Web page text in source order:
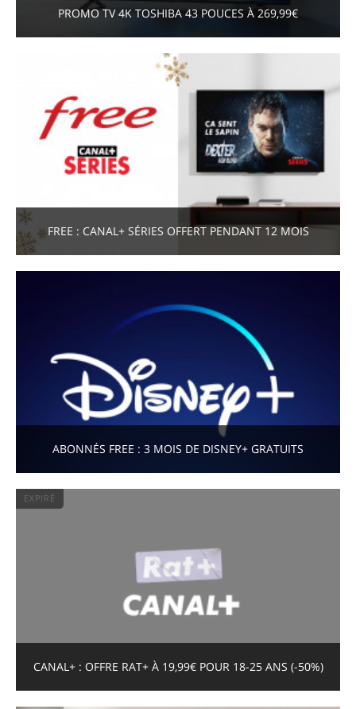
PROMO TV 4K TOSHIBA 43 POUCES À 269,99€
FREE : CANAL+ SÉRIES OFFERT PENDANT 12 MOIS
ABONNÉS FREE : 3 MOIS DE DISNEY+ GRATUITS
EXPIRÉ
CANAL+ : OFFRE RAT+ À 19,99€ POUR 18-25 ANS (-50%)